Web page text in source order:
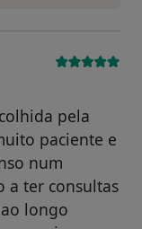
pela
paciente e
num
a ter consultas
longo